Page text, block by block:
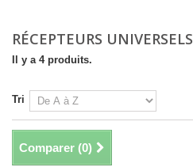
RÉCEPTEURS UNIVERSELS
Il y a 4 produits.
Tri
Comparer (0)